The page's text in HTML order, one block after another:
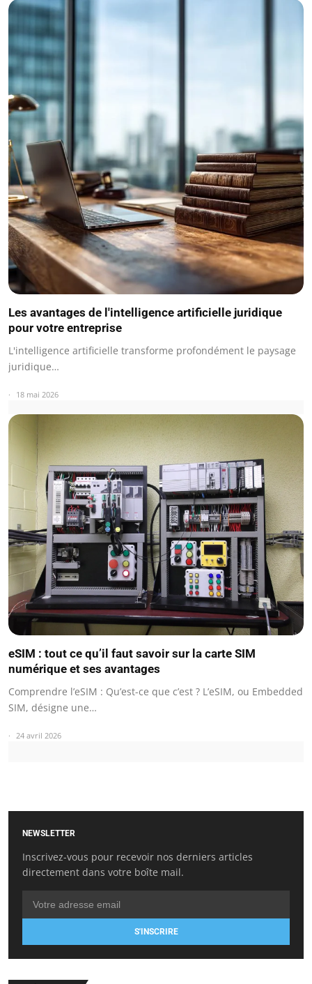
Les avantages de l'intelligence artificielle juridique
pour votre entreprise
L'intelligence artificielle transforme profondément le paysage
juridique…
18 mai 2026
eSIM : tout ce qu’il faut savoir sur la carte SIM
numérique et ses avantages
Comprendre l’eSIM : Qu’est-ce que c’est ? L’eSIM, ou Embedded
SIM, désigne une…
24 avril 2026
NEWSLETTER
Inscrivez-vous pour recevoir nos derniers articles
directement dans votre boîte mail.
S'INSCRIRE